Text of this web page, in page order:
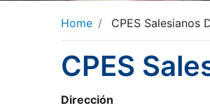
Home CPES Salesianos
CPES
Dirección